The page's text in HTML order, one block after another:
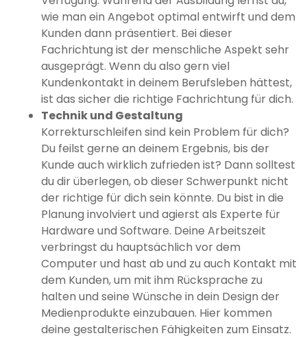
wie man ein Angebot optimal entwirft und dem
Kunden dann präsentiert. Bei dieser
Fachrichtung ist der menschliche Aspekt sehr
ausgeprägt. Wenn du also gern viel
Kundenkontakt in deinem Berufsleben hättest,
ist das sicher die richtige Fachrichtung für dich.
Technik und Gestaltung
Korrekturschleifen sind kein Problem für dich?
Du feilst gerne an deinem Ergebnis, bis der
Kunde auch wirklich zufrieden ist? Dann solltest
du dir überlegen, ob dieser Schwerpunkt nicht
der richtige für dich sein könnte. Du bist in die
Planung involviert und agierst als Experte für
Hardware und Software. Deine Arbeitszeit
verbringst du hauptsächlich vor dem
Computer und hast ab und zu auch Kontakt mit
dem Kunden, um mit ihm Rücksprache zu
halten und seine Wünsche in dein Design der
Medienprodukte einzubauen. Hier kommen
deine gestalterischen Fähigkeiten zum Einsatz.